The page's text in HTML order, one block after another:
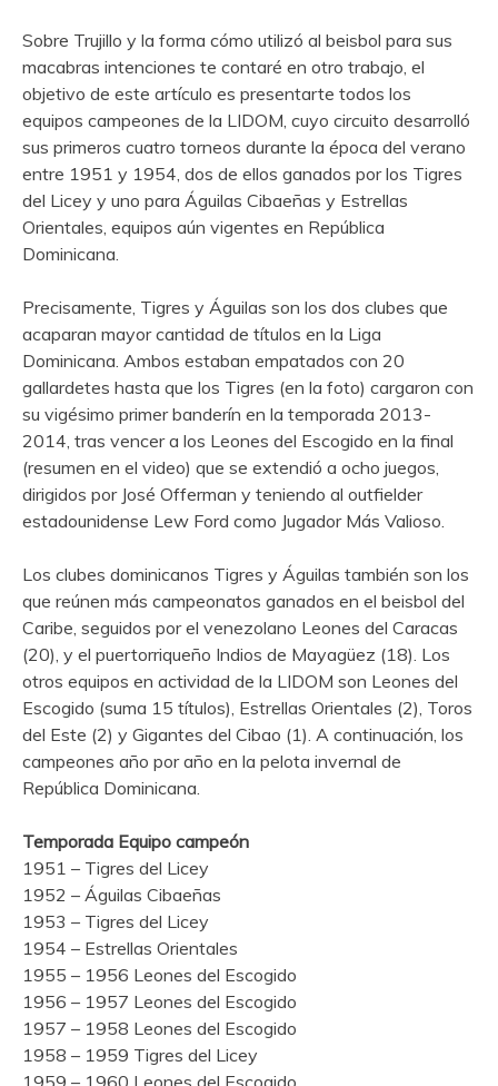
Sobre Trujillo y la forma cómo utilizó al beisbol para sus
macabras intenciones te contaré en otro trabajo, el
objetivo de este artículo es presentarte todos los
equipos campeones de la LIDOM, cuyo circuito desarrolló
sus primeros cuatro torneos durante la época del verano
entre 1951 y 1954, dos de ellos ganados por los Tigres
del Licey y uno para Águilas Cibaeñas y Estrellas
Orientales, equipos aún vigentes en República
Dominicana.
Precisamente, Tigres y Águilas son los dos clubes que
acaparan mayor cantidad de títulos en la Liga
Dominicana. Ambos estaban empatados con 20
gallardetes hasta que los Tigres (en la foto) cargaron con
su vigésimo primer banderín en la temporada 2013-
2014, tras vencer a los Leones del Escogido en la final
(resumen en el video) que se extendió a ocho juegos,
dirigidos por José Offerman y teniendo al outfielder
estadounidense Lew Ford como Jugador Más Valioso.
Los clubes dominicanos Tigres y Águilas también son los
que reúnen más campeonatos ganados en el beisbol del
Caribe, seguidos por el venezolano Leones del Caracas
(20), y el puertorriqueño Indios de Mayagüez (18). Los
otros equipos en actividad de la LIDOM son Leones del
Escogido (suma 15 títulos), Estrellas Orientales (2), Toros
del Este (2) y Gigantes del Cibao (1). A continuación, los
campeones año por año en la pelota invernal de
República Dominicana.
Temporada Equipo campeón
1951 – Tigres del Licey
1952 – Águilas Cibaeñas
1953 – Tigres del Licey
1954 – Estrellas Orientales
1955 – 1956 Leones del Escogido
1956 – 1957 Leones del Escogido
1957 – 1958 Leones del Escogido
1958 – 1959 Tigres del Licey